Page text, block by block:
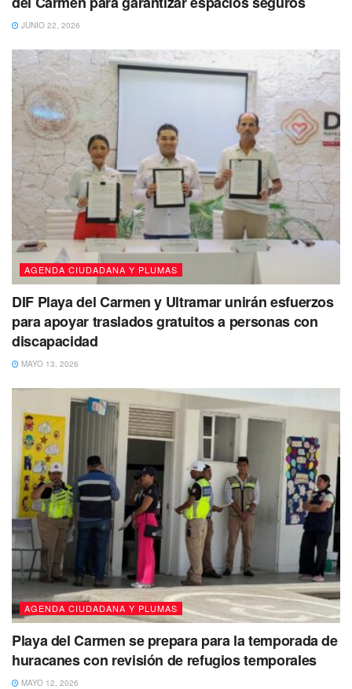
de haber pagado que no se pagó porque era una falla de
medición”.
Tags: CFE
JUNIO 22, 2026
AGENDA CIUDADANA Y PLUMAS
DIF Playa del Carmen y Ultramar unirán esfuerzos
para apoyar traslados gratuitos a personas con
discapacidad
MAYO 13, 2026
AGENDA CIUDADANA Y PLUMAS
Playa del Carmen se prepara para la temporada de
huracanes con revisión de refugios temporales
MAYO 12, 2026